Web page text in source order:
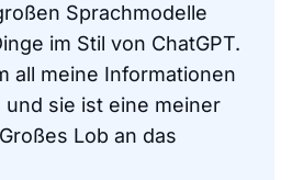
Sprachmodelle
im Stil von ChatGPT.
all meine Informationen
sie ist eine meiner
Lob an das